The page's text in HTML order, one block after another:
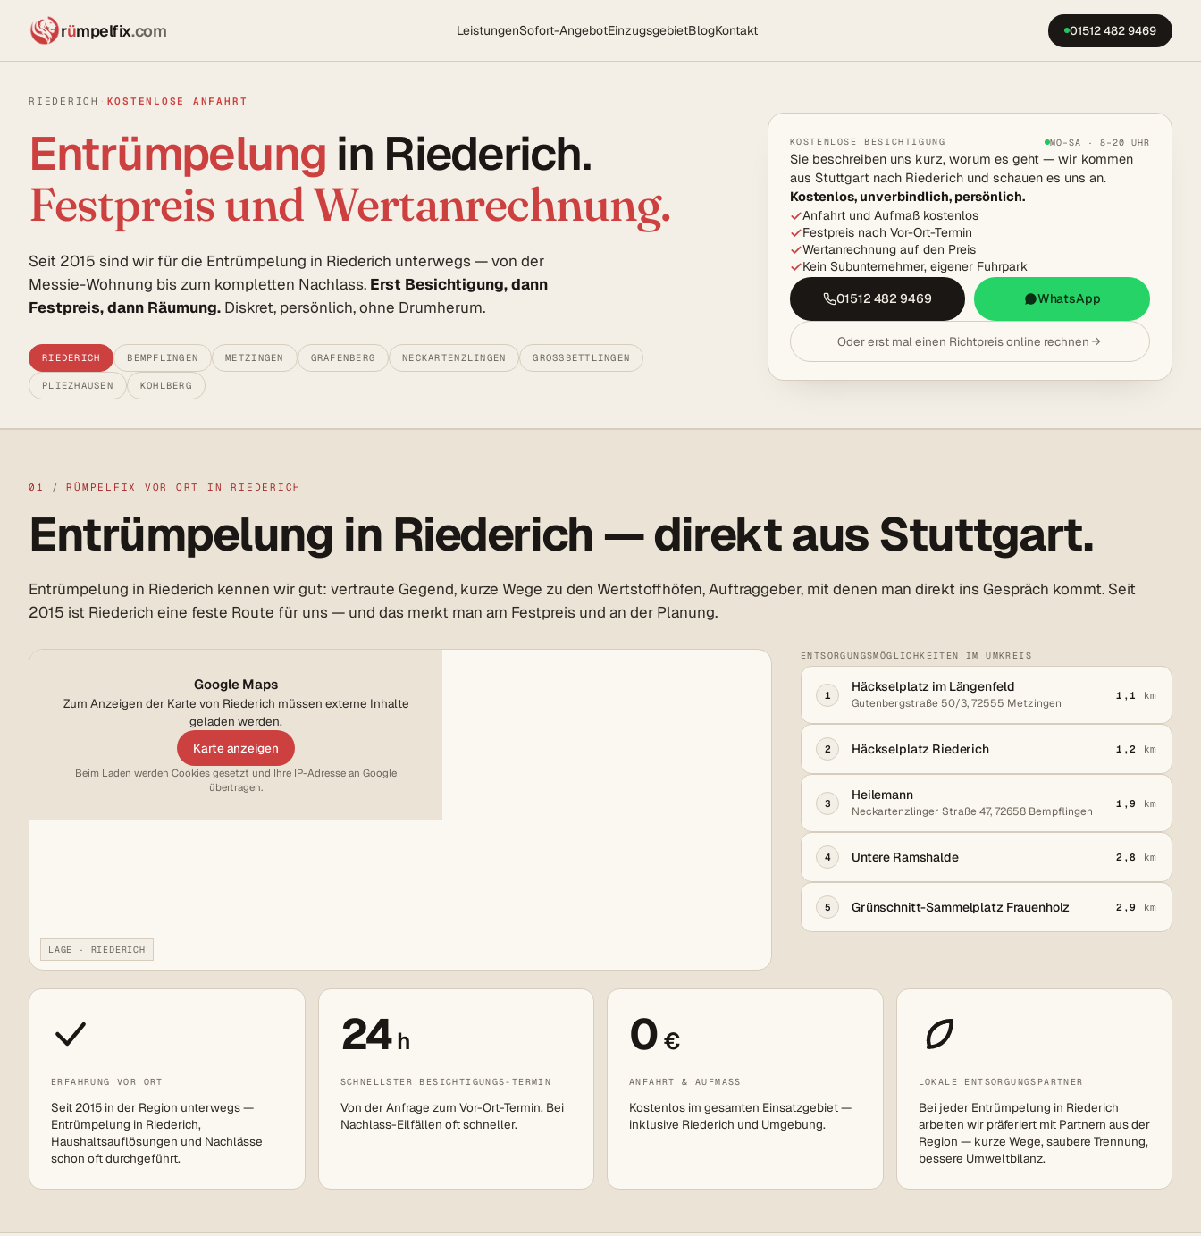
rümpelfix.com LeistungenSofort-AngebotEinzugsgebietBlogKontakt 01512 482 9469
RIEDERICH · KOSTENLOSE ANFAHRT
Entrümpelung in Riederich.
Festpreis und Wertanrechnung.
Seit 2015 sind wir für die Entrümpelung in Riederich unterwegs — von der
Messie-Wohnung bis zum kompletten Nachlass. Erst Besichtigung, dann
Festpreis, dann Räumung. Diskret, persönlich, ohne Drumherum.
RIEDERICH BEMPFLINGEN METZINGEN GRAFENBERG NECKARTENZLINGEN GROSSBETTLINGEN
PLIEZHAUSEN KOHLBERG
KOSTENLOSE BESICHTIGUNG MO–SA · 8–20 UHR
Sie beschreiben uns kurz, worum es geht — wir kommen
aus Stuttgart nach Riederich und schauen es uns an.
Kostenlos, unverbindlich, persönlich.
Anfahrt und Aufmaß kostenlos
Festpreis nach Vor-Ort-Termin
Wertanrechnung auf den Preis
Kein Subunternehmer, eigener Fuhrpark
01512 482 9469
WhatsApp
Oder erst mal einen Richtpreis online rechnen
01 / RÜMPELFIX VOR ORT IN RIEDERICH
Entrümpelung in Riederich — direkt aus Stuttgart.
Entrümpelung in Riederich kennen wir gut: vertraute Gegend, kurze Wege zu den Wertstoffhöfen, Auftraggeber, mit denen man direkt ins Gespräch kommt. Seit
2015 ist Riederich eine feste Route für uns — und das merkt man am Festpreis und an der Planung.
Google Maps
Zum Anzeigen der Karte von Riederich müssen externe Inhalte
geladen werden.
Karte anzeigen
Beim Laden werden Cookies gesetzt und Ihre IP-Adresse an Google
übertragen.
LAGE · RIEDERICH
ENTSORGUNGSMÖGLICHKEITEN IM UMKREIS
1
Häckselplatz im Längenfeld
Gutenbergstraße 50/3, 72555 Metzingen
1,1 km
2 Häckselplatz Riederich 1,2 km
3
Heilemann
Neckartenzlinger Straße 47, 72658 Bempflingen
1,9 km
4 Untere Ramshalde 2,8 km
5 Grünschnitt-Sammelplatz Frauenholz 2,9 km
ERFAHRUNG VOR ORT
Seit 2015 in der Region unterwegs —
Entrümpelung in Riederich,
Haushaltsauflösungen und Nachlässe
schon oft durchgeführt.
24h
SCHNELLSTER BESICHTIGUNGS-TERMIN
Von der Anfrage zum Vor-Ort-Termin. Bei
Nachlass-Eilfällen oft schneller.
0 €
ANFAHRT & AUFMASS
Kostenlos im gesamten Einsatzgebiet —
inklusive Riederich und Umgebung.
LOKALE ENTSORGUNGSPARTNER
Bei jeder Entrümpelung in Riederich
arbeiten wir präferiert mit Partnern aus der
Region — kurze Wege, saubere Trennung,
bessere Umweltbilanz.